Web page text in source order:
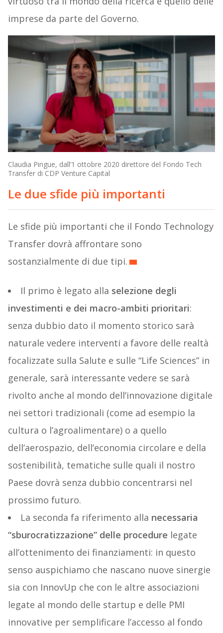
imprese da parte del Governo.
Claudia Pingue, dall’1 ottobre 2020 direttore del Fondo Tech
Transfer di CDP Venture Capital
Le due sfide più importanti
Le sfide più importanti che il Fondo Technology
Transfer dovrà affrontare sono
sostanzialmente di due tipi.
Il primo è legato alla selezione degli
investimenti e dei macro-ambiti prioritari:
senza dubbio dato il momento storico sarà
naturale vedere interventi a favore delle realtà
focalizzate sulla Salute e sulle “Life Sciences” in
generale, sarà interessante vedere se sarà
rivolto anche al mondo dell’innovazione digitale
nei settori tradizionali (come ad esempio la
cultura o l’agroalimentare) o a quello
dell’aerospazio, dell’economia circolare e della
sostenibilità, tematiche sulle quali il nostro
Paese dovrà senza dubbio concentrarsi nel
prossimo futuro.
La seconda fa riferimento alla necessaria
“sburocratizzazione” delle procedure legate
all’ottenimento dei finanziamenti: in questo
senso auspichiamo che nascano nuove sinergie
sia con InnovUp che con le altre associazioni
legate al mondo delle startup e delle PMI
innovative per semplificare l’accesso al fondo